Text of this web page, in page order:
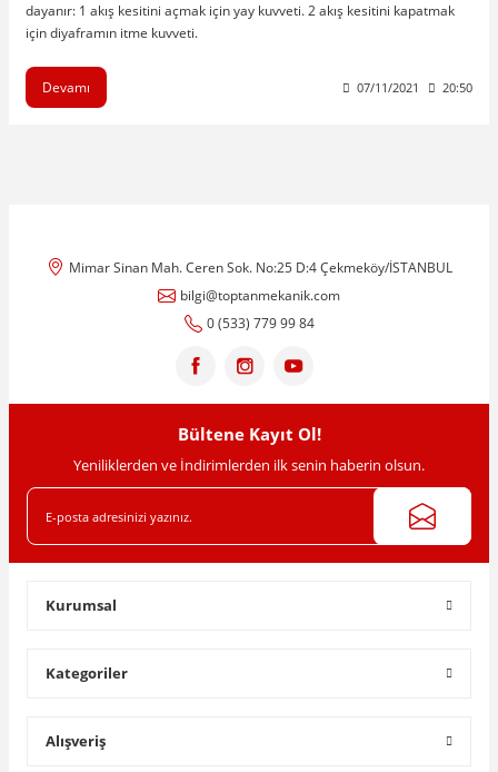
dayanır: 1 akış kesitini açmak için yay kuvveti. 2 akış kesitini kapatmak
için diyaframın itme kuvveti.
Devamı 07/11/2021 20:50
Mimar Sinan Mah. Ceren Sok. No:25 D:4 Çekmeköy/İSTANBUL
bilgi@toptanmekanik.com
0 (533) 779 99 84
Bültene Kayıt Ol!
Yeniliklerden ve İndirimlerden ilk senin haberin olsun.
Kurumsal
Kategoriler
Alışveriş